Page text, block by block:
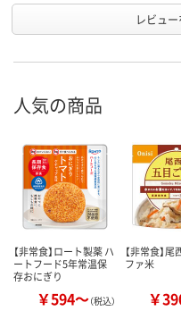
レビュ
人気の商品
【非常食】ロート製薬 ハ
ートフード5年常温保
存おにぎり
￥594～（税込）
【非常食】
ファ米
￥